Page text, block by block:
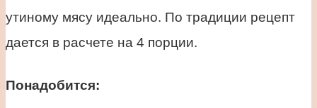
утиному мясу идеально. По традиции рецепт
дается в расчете на 4 порции.
Понадобится: